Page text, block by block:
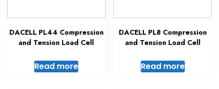
DACELL PL44 Compression
and Tension Load Cell
Read more
DACELL PL8 Compression
and Tension Load Cell
Read more